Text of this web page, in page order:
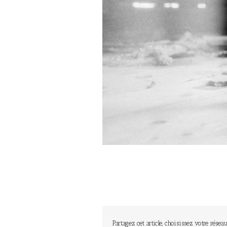
Partagez cet article, choisissez votre